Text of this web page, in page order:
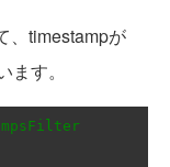
、timestampが
す。